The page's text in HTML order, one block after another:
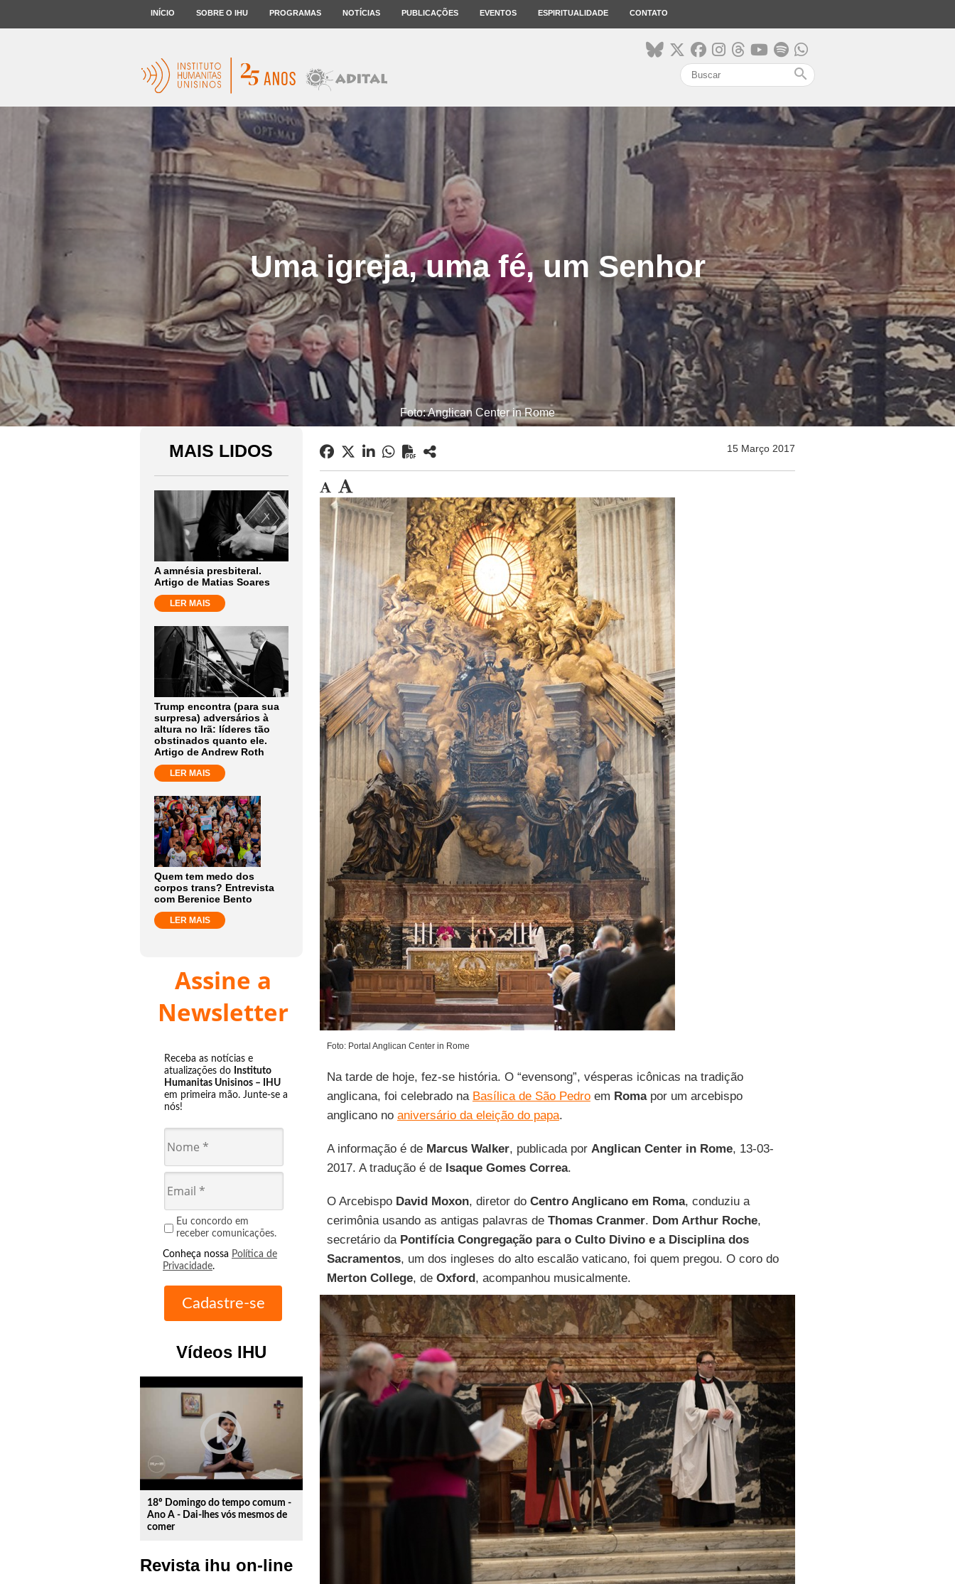
INÍCIO SOBRE O IHU PROGRAMAS NOTÍCIAS PUBLICAÇÕES EVENTOS ESPIRITUALIDADE CONTATO
search
Uma igreja, uma fé, um Senhor
Foto: Anglican Center in Rome
MAIS LIDOS
A amnésia presbiteral.
Artigo de Matias Soares
LER MAIS
Trump encontra (para sua
surpresa) adversários à
altura no Irã: líderes tão
obstinados quanto ele.
Artigo de Andrew Roth
LER MAIS
Quem tem medo dos
corpos trans? Entrevista
com Berenice Bento
LER MAIS
Assine a
Newsletter
Receba as notícias e
atualizações do Instituto
Humanitas Unisinos – IHU
em primeira mão. Junte-se a
nós!
Eu concordo em
receber comunicações.
Conheça nossa Política de
Privacidade.
Vídeos IHU
play_circle_outline
18º Domingo do tempo comum -
Ano A - Dai-lhes vós mesmos de
comer
Revista ihu on-line
15 Março 2017
Foto: Portal Anglican Center in Rome
Na tarde de hoje, fez-se história. O “evensong”, vésperas icônicas na tradição
anglicana, foi celebrado na Basílica de São Pedroem Romapor um arcebispo
anglicano no aniversário da eleição do papa.
A informação é de Marcus Walker, publicada por Anglican Center in Rome, 13-03-
2017. A tradução é de Isaque Gomes Correa.
O Arcebispo David Moxon, diretor do Centro Anglicano em Roma, conduziu a
cerimônia usando as antigas palavras de Thomas Cranmer. Dom Arthur Roche,
secretário da Pontifícia Congregação para o Culto Divino e a Disciplina dos
Sacramentos, um dos ingleses do alto escalão vaticano, foi quem pregou. O coro do
Merton College, de Oxford, acompanhou musicalmente.